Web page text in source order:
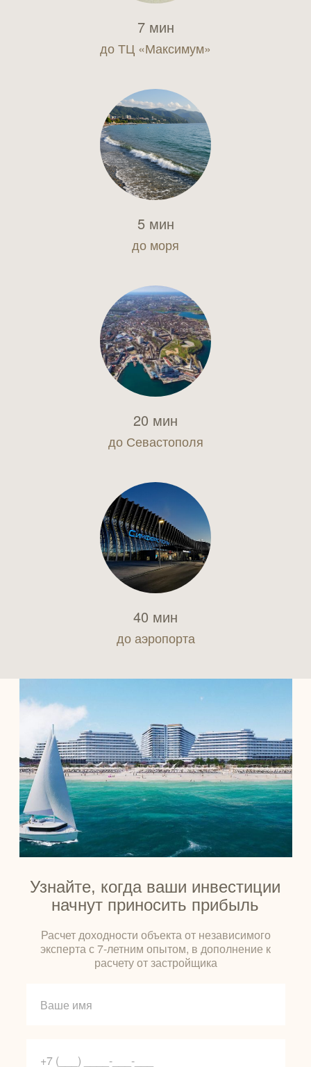
7 мин
до ТЦ «Максимум»
5 мин
до моря
20 мин
до Севастополя
40 мин
до аэропорта
Расчет доходности объекта от независимого
эксперта с 7-летним опытом, в дополнение к
расчету от застройщика
Узнайте, когда ваши инвестиции
начнут приносить прибыль